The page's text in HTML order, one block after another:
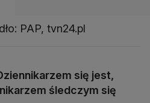
PAP, tvn24.pl
się jest,
śledczym się